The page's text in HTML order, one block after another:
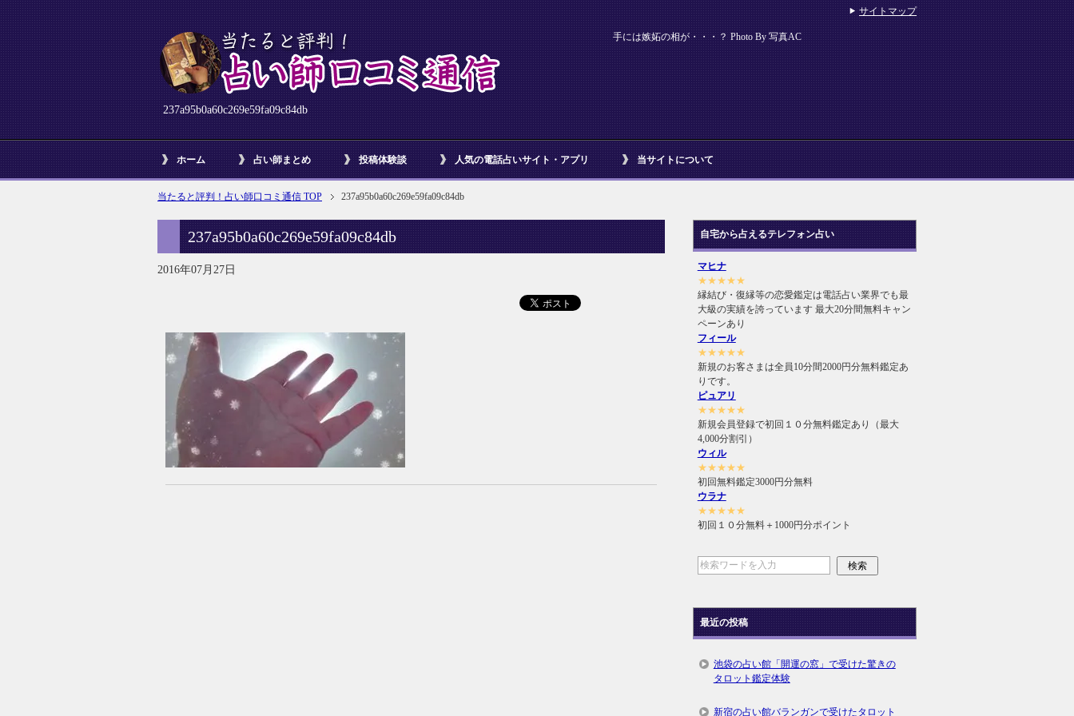
237a95b0a60c269e59fa09c84db
手には嫉妬の相が・・・？ Photo By 写真AC
ホーム 占い師まとめ 投稿体験談 人気の電話占いサイト・アプリ 当サイトについて
当たると評判！占い師口コミ通信 TOP 237a95b0a60c269e59fa09c84db
237a95b0a60c269e59fa09c84db
2016年07月27日
自宅から占えるテレフォン占い
マヒナ
★★★★★
縁結び・復縁等の恋愛鑑定は電話占い業界でも最
大級の実績を誇っています 最大20分間無料キャン
ペーンあり
フィール
★★★★★
新規のお客さまは全員10分間2000円分無料鑑定あ
りです。
ピュアリ
★★★★★
新規会員登録で初回１０分無料鑑定あり（最大
4,000分割引）
ウィル
★★★★★
初回無料鑑定3000円分無料
ウラナ
★★★★★
初回１０分無料＋1000円分ポイント
最近の投稿
池袋の占い館「開運の窓」で受けた驚きの
タロット鑑定体験
新宿の占い館バランガンで受けたタロット
サイトマップ